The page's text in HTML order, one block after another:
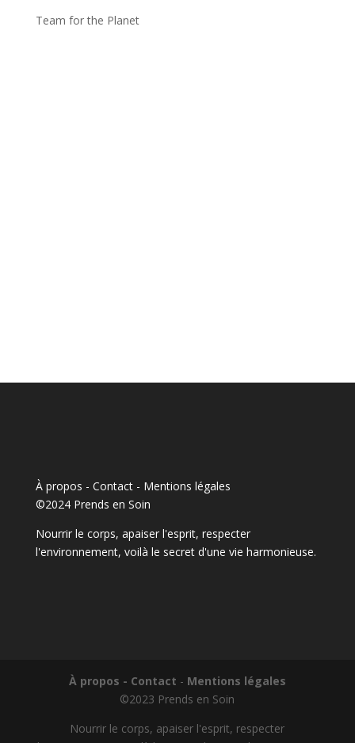
Team for the Planet
À propos - Contact- Mentions légales
©2024 Prends en Soin
Nourrir le corps, apaiser l'esprit, respecter
l'environnement, voilà le secret d'une vie harmonieuse.
À propos - Contact - Mentions légales
©2023 Prends en Soin
Nourrir le corps, apaiser l'esprit, respecter